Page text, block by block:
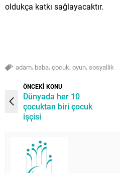
oldukça katkı sağlayacaktır.
adam, baba, çocuk, oyun, sosyallik
ÖNCEKİ KONU
Dünyada her 10
çocuktan biri çocuk
işçisi